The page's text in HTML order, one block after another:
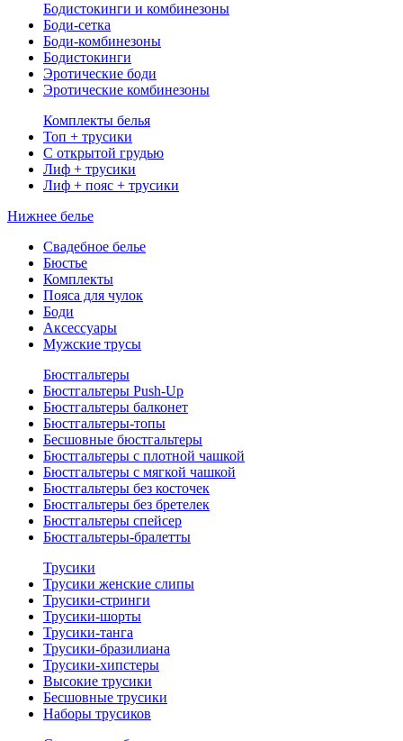
Бодистокинги и комбинезоны
Боди-сетка
Боди-комбинезоны
Бодистокинги
Эротические боди
Эротические комбинезоны
Комплекты белья
Топ + трусики
С открытой грудью
Лиф + трусики
Лиф + пояс + трусики
Нижнее белье
Свадебное белье
Бюстье
Комплекты
Пояса для чулок
Боди
Аксессуары
Мужские трусы
Бюстгальтеры
Бюстгальтеры Push-Up
Бюстгальтеры балконет
Бюстгальтеры-топы
Бесшовные бюстгальтеры
Бюстгальтеры с плотной чашкой
Бюстгальтеры с мягкой чашкой
Бюстгальтеры без косточек
Бюстгальтеры без бретелек
Бюстгальтеры спейсер
Бюстгальтеры-бралетты
Трусики
Трусики женские слипы
Трусики-стринги
Трусики-шорты
Трусики-танга
Трусики-бразилиана
Трусики-хипстеры
Высокие трусики
Бесшовные трусики
Наборы трусиков